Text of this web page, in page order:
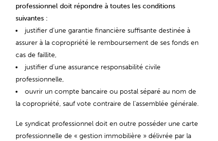
professionnel doit répondre à toutes les conditions
suivantes :
justifier d’une garantie financière suffisante destinée à
assurer à la copropriété le remboursement de ses fonds en
cas de faillite,
justifier d’une assurance responsabilité civile
professionnelle,
ouvrir un compte bancaire ou postal séparé au nom de
la copropriété, sauf vote contraire de l’assemblée générale.
Le syndicat professionnel doit en outre posséder une carte
professionnelle de « gestion immobilière » délivrée par la